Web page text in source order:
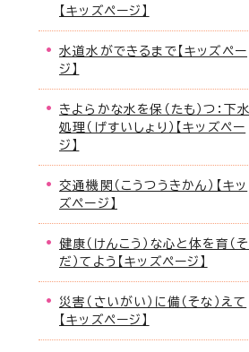
【キッズページ】
水道水ができるまで【キッズペー
ジ】
きよらかな水を保（たも）つ：下水
処理（げすいしょり）【キッズペー
ジ】
交通機関（こうつうきかん）【キッ
ズページ】
健康（けんこう）な心と体を育（そ
だ）てよう【キッズページ】
災害（さいがい）に備（そな）えて
【キッズページ】